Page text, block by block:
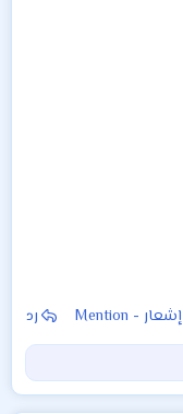
إشعار - Mention رد